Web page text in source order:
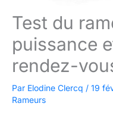
Test du
puissance
rendez-
Par Elodine Clercq / 19
Rameurs